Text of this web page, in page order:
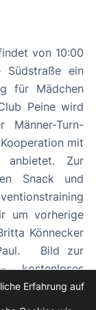
von 10:00
ein
für Mädchen
Männer-Turn-
mit
anbietet. Zur
Snack und
um vorherige
Könnecker
zur
Erfahrung auf